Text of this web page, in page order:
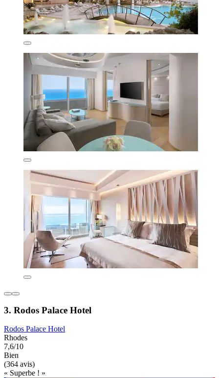
3. Rodos Palace Hotel
Rodos Palace Hotel
Rhodes
7,6/10
Bien
(364 avis)
« Superbe ! »